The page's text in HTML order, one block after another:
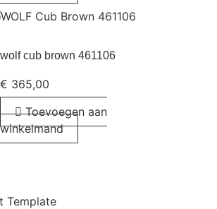
wolf cub brown 461106
€ 365,00
Toevoegen aan
winkelmand
Template